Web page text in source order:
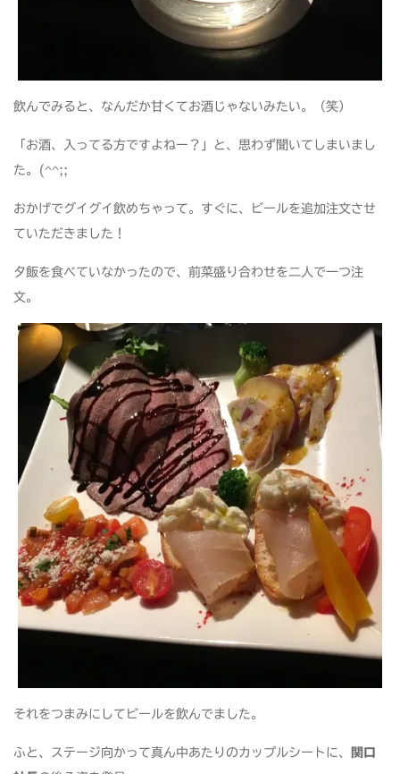
飲んでみると、なんだか甘くてお酒じゃないみたい。（笑）
「お酒、入ってる方ですよねー？」と、思わず聞いてしまいまし
た。(^^;;
おかげでグイグイ飲めちゃって。すぐに、ビールを追加注文させ
ていただきました！
夕飯を食べていなかったので、前菜盛り合わせを二人で一つ注
文。
それをつまみにしてビールを飲んでました。
ふと、ステージ向かって真ん中あたりのカップルシートに、
関口